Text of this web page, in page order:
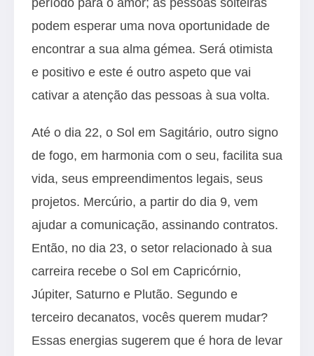
podem esperar uma nova oportunidade de
encontrar a sua alma gémea. Será otimista
e positivo e este é outro aspeto que vai
cativar a atenção das pessoas à sua volta.
Até o dia 22, o Sol em Sagitário, outro signo
de fogo, em harmonia com o seu, facilita sua
vida, seus empreendimentos legais, seus
projetos. Mercúrio, a partir do dia 9, vem
ajudar a comunicação, assinando contratos.
Então, no dia 23, o setor relacionado à sua
carreira recebe o Sol em Capricórnio,
Júpiter, Saturno e Plutão. Segundo e
terceiro decanatos, vocês querem mudar?
Essas energias sugerem que é hora de levar